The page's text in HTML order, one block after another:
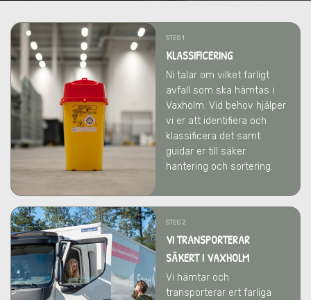
STEG 1
KLASSIFICERING
Ni talar om vilket farligt
avfall som ska hämtas i
Vaxholm. Vid behov hjälper
vi er att identifiera och
klassificera det samt
guidar er till säker
hantering och sortering.
STEG 2
VI TRANSPORTERAR
SÄKERT I VAXHOLM
Vi hämtar och
transporterar ert farliga